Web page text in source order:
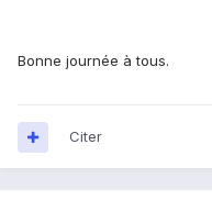
Bonne journée à tous.
Citer